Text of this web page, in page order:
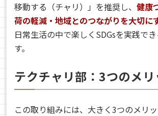
移動する（チャリ）」を推奨し、健康
荷の軽減・地域とのつながりを大切に
日常生活の中で楽しくSDGsを実践で
す。
テクチャリ部：3つのメリ
この取り組みには、大きく3つのメリッ